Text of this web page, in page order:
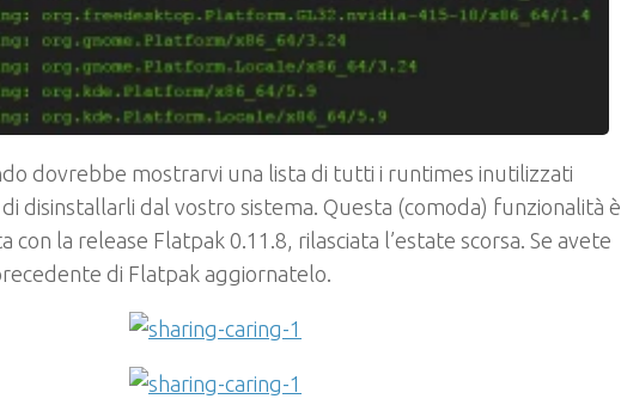
dovrebbe mostrarvi una lista di tutti i runtimes inutilizzati
disinstallarli dal vostro sistema. Questa (comoda) funzionalità è
con la release Flatpak 0.11.8, rilasciata l’estate scorsa. Se avete
di Flatpak aggiornatelo.